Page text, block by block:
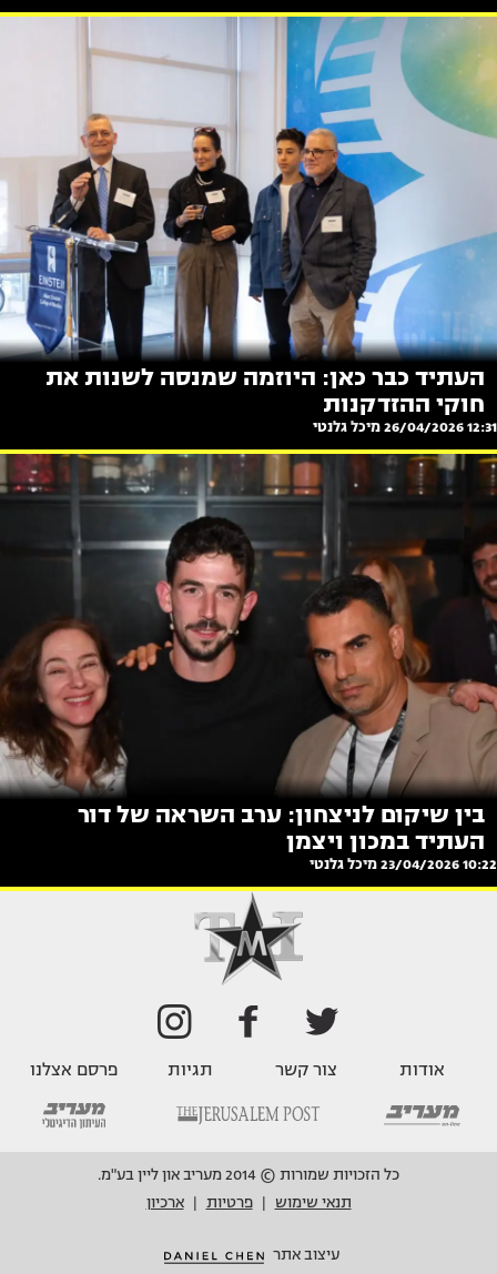
העתיד כבר כאן: היוזמה שמנסה לשנות את
חוקי ההזדקנות
12:31 26/04/2026 מיכל גלנטי
בין שיקום לניצחון: ערב השראה של דור
העתיד במכון ויצמן
10:22 23/04/2026 מיכל גלנטי
אודות צור קשר תגיות פרסם אצלנו
כל הזכויות שמורות © 2014 מעריב און ליין בע"מ.
תנאי שימוש
פרטיות ארכיון
עיצוב אתר